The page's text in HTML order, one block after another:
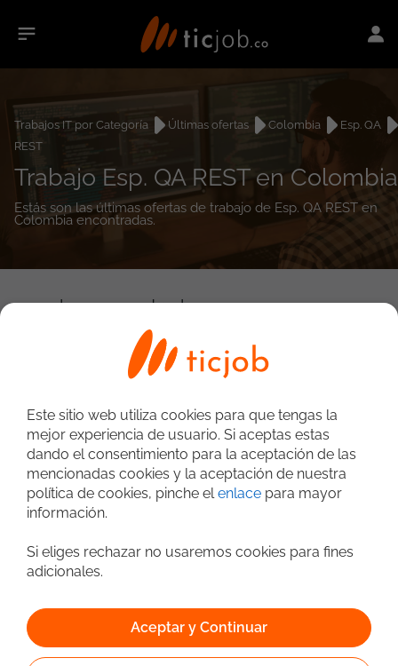
Trabajos IT por Categoría Últimas ofertas Colombia
Esp. QA
REST
Trabajo Esp. QA REST en Colombia
Estás son las últimas ofertas de trabajo de Esp. QA REST en
Colombia encontradas.
0empleos encontrados
Búsqueda avanzada
Vinculado a la red de prestadores del Servicio Público de
0026 del 17 de Enero de 2023,Ver resolución.
Este sitio web utiliza cookies para que tengas la
mejor experiencia de usuario. Si aceptas estas
dando el consentimiento para la aceptación de las
mencionadas cookies y la aceptación de nuestra
política de cookies, pinche elenlace para mayor
información.
Si eliges rechazar no usaremos cookies para fines
adicionales.
Aceptar y Continuar